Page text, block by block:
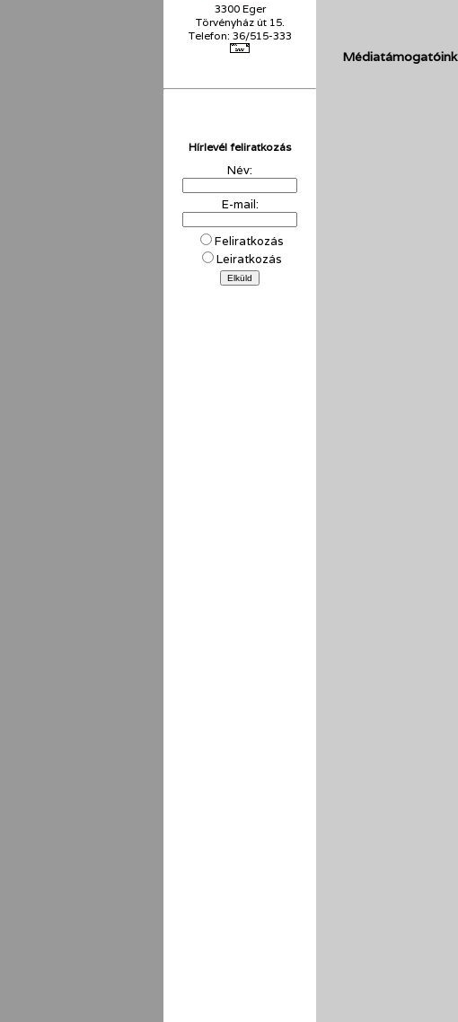
3300 Eger
Törvényház út 15.
Telefon: 36/515-333
Hírlevél feliratkozás
Név:
E-mail:
Feliratkozás
Leiratkozás
Médiatámogatóink